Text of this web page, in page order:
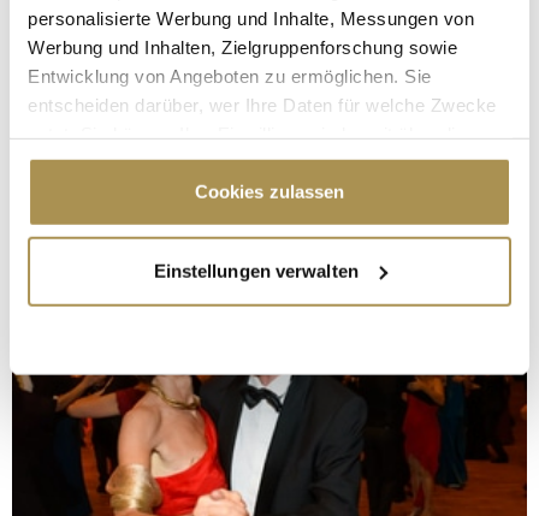
personalisierte Werbung und Inhalte, Messungen von
Werbung und Inhalten, Zielgruppenforschung sowie
Entwicklung von Angeboten zu ermöglichen. Sie
entscheiden darüber, wer Ihre Daten für welche Zwecke
Cookie-Erklärung oder durch Klicken auf das Privacy
Trigger Symbol ändern oder widerrufen
Informationen über Ihre geografische Lage
erfassen, welche bis auf einige Meter genau sein
bestimmten Merkmalen (Fingerprinting) identifizieren
Erfahren Sie mehr darüber, wie Ihre persönlichen Daten
verarbeitet werden, und legen Sie Ihre Präferenzen im
Abschnitt Einzelheitenfest.
Cookies zulassen
Einstellungen verwalten